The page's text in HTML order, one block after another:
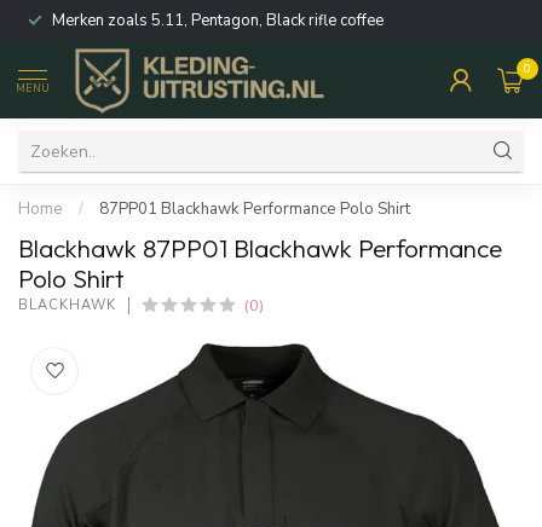
Merken zoals 5.11, Pentagon, Black rifle coffee
MENU
0
Home / 87PP01 Blackhawk Performance Polo Shirt
Blackhawk 87PP01 Blackhawk Performance
Polo Shirt
BLACKHAWK (0)